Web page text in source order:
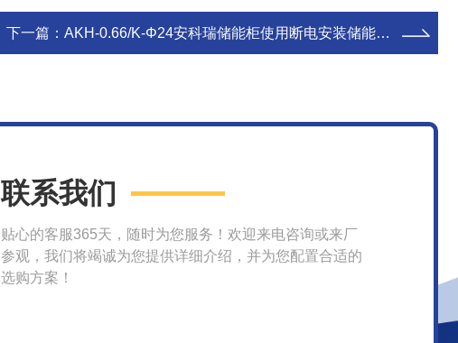
下一篇： AKH-0.66/K-Φ24安科瑞储能柜使用断电安装储能电流传感器
联系我们
贴心的客服365天，随时为您服务！欢迎来电咨询或来厂
参观，我们将竭诚为您提供详细介绍，并为您配置合适的
选购方案！